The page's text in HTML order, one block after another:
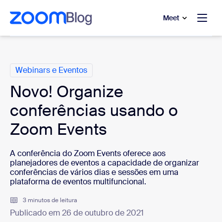
principal
chat de ajuda
Meet
Webinars e Eventos
Novo! Organize
conferências usando o
Zoom Events
A conferência do Zoom Events oferece aos
planejadores de eventos a capacidade de organizar
conferências de vários dias e sessões em uma
plataforma de eventos multifuncional.
3 minutos de leitura
Publicado em 26 de outubro de 2021